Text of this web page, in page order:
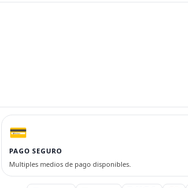
💳
PAGO SEGURO
Multiples medios de pago disponibles.